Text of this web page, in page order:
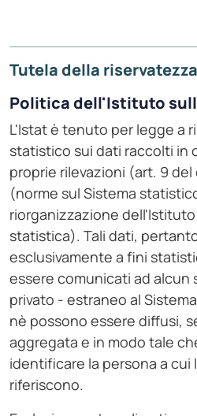
Tutela della riservatezza
Politica dell'Istituto
L'Istat è tenuto per legge a
statistico sui dati raccolti in
proprie rilevazioni (art. 9 del
(norme sul Sistema
riorganizzazione
statistica). Tali dati,
esclusivamente a fini
essere comunicati ad
privato - estraneo al
nè possono essere diffusi,
aggregata e in modo tale
identificare la persona a cui
riferiscono.